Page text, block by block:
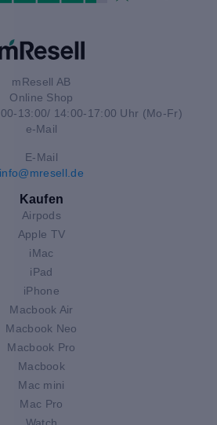
mResell AB
Online Shop
13:00/ 14:00-17:00 Uhr (Mo-Fr)
e-Mail
E-Mail
info@mresell.de
Kaufen
Airpods
Apple TV
iMac
iPad
iPhone
Macbook Air
Macbook Neo
Macbook Pro
Macbook
Mac mini
Mac Pro
Watch